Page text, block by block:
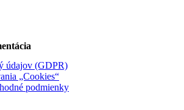
údajov (GDPR)
„Cookies“
podmienky